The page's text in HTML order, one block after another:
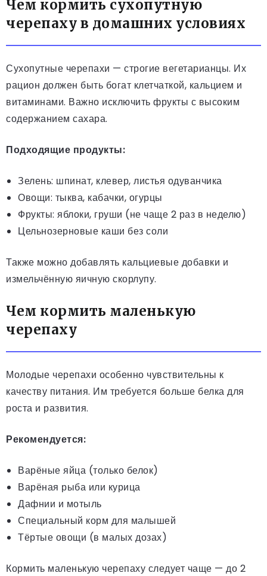
Чем кормить сухопутную
черепаху в домашних условиях
Сухопутные черепахи — строгие вегетарианцы. Их
рацион должен быть богат клетчаткой, кальцием и
витаминами. Важно исключить фрукты с высоким
содержанием сахара.
Подходящие продукты:
Зелень: шпинат, клевер, листья одуванчика
Овощи: тыква, кабачки, огурцы
Фрукты: яблоки, груши (не чаще 2 раз в неделю)
Цельнозерновые каши без соли
Также можно добавлять кальциевые добавки и
измельчённую яичную скорлупу.
Чем кормить маленькую
черепаху
Молодые черепахи особенно чувствительны к
качеству питания. Им требуется больше белка для
роста и развития.
Рекомендуется:
Варёные яйца (только белок)
Варёная рыба или курица
Дафнии и мотыль
Специальный корм для малышей
Тёртые овощи (в малых дозах)
Кормить маленькую черепаху следует чаще — до 2